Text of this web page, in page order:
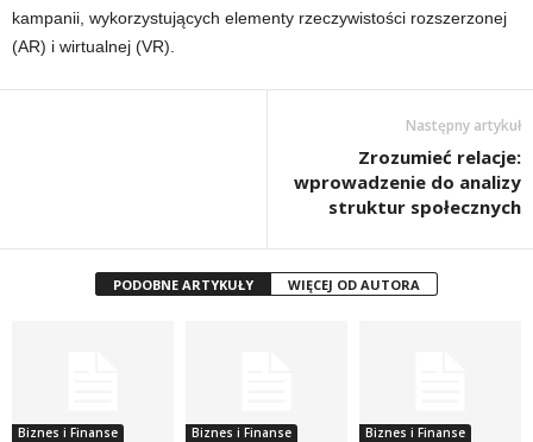
kampanii, wykorzystujących elementy rzeczywistości rozszerzonej
(AR) i wirtualnej (VR).
Następny artykuł
Zrozumieć relacje:
wprowadzenie do analizy
struktur społecznych
PODOBNE ARTYKUŁY WIĘCEJ OD AUTORA
Biznes i Finanse Biznes i Finanse Biznes i Finanse